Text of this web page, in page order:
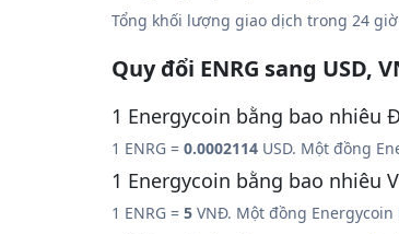
Tổng khối lượng giao dịch trong 24
Quy đổi ENRG sang USD,
1 Energycoin bằng bao nhiêu
1 ENRG = 0.0002114 USD. Một đồng
1 Energycoin bằng bao nhiêu
1 ENRG = 5 VNĐ. Một đồng